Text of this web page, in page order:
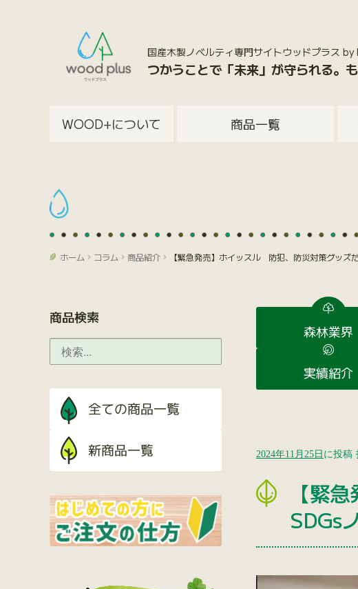
国産木製ノベルティ専門サイトウッドプラス by
つかうことで「未来」が守られる。
WOOD+について 商品一覧
ホーム コラム 商品紹介 【緊急発売】ホイッスル 防犯、防災対策グッズ
森林業界
実績紹介
2024年11月25日 に投稿
【緊
SDGs
商品検索